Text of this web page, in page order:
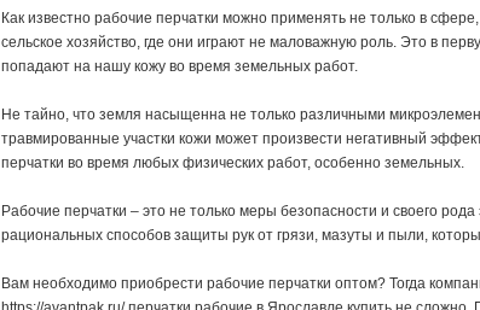
Как известно рабочие перчатки можно применять не только в
сельское хозяйство, где они играют не маловажную роль. Это в
попадают на нашу кожу во время земельных работ.
Не тайно, что земля насыщенна не только различными
травмированные участки кожи может произвести негативный
перчатки во время любых физических работ, особенно земельных.
Рабочие перчатки – это не только меры безопасности и своего
рациональных способов защиты рук от грязи, мазуты и пыли,
Вам необходимо приобрести рабочие перчатки оптом? Тогда